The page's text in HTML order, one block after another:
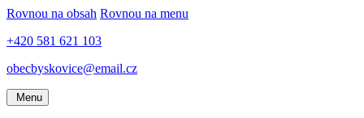
Rovnou na obsah Rovnou na menu
+420 581 621 103
obecbyskovice@email.cz
Menu